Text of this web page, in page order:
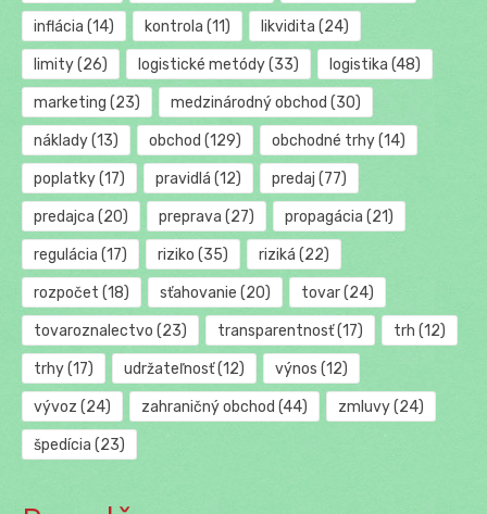
inflácia (14) kontrola (11) likvidita (24)
limity(26) logistické metódy(33) logistika (48)
marketing (23) medzinárodný obchod (30)
náklady(13) obchod (129) obchodné trhy(14)
poplatky(17) pravidlá (12) predaj (77)
predajca (20) preprava (27) propagácia (21)
regulácia (17) riziko (35) riziká (22)
rozpočet (18) sťahovanie (20) tovar(24)
tovaroznalectvo (23) transparentnosť(17) trh (12)
trhy(17) udržateľnosť(12) výnos (12)
vývoz (24) zahraničný obchod (44) zmluvy(24)
špedícia (23)